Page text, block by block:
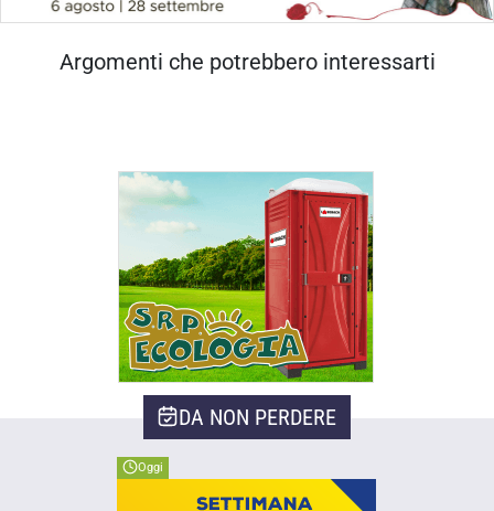
DA NON PERDERE
Oggi
Argomenti che potrebbero interessarti